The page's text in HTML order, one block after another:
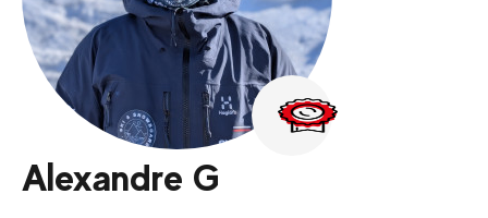
Alexandre G